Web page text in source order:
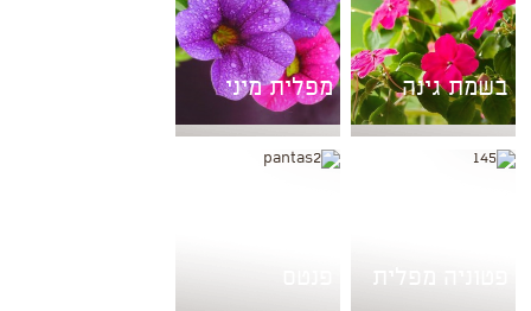
בשמת גינה מפלית מיני
פטוניה מפלית